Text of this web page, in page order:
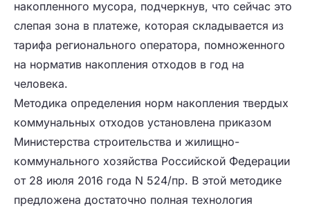
накопленного мусора, подчеркнув, что сейчас это
слепая зона в платеже, которая складывается из
тарифа регионального оператора, помноженного
на норматив накопления отходов в год на
человека.
Методика определения норм накопления твердых
коммунальных отходов установлена приказом
Министерства строительства и жилищно-
коммунального хозяйства Российской Федерации
от 28 июля 2016 года N 524/пр. В этой методике
предложена достаточно полная технология